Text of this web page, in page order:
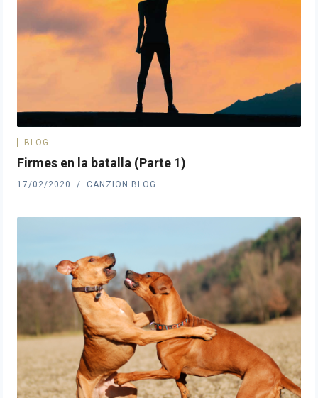
BLOG
Firmes en la batalla (Parte 1)
17/02/2020 CANZION BLOG